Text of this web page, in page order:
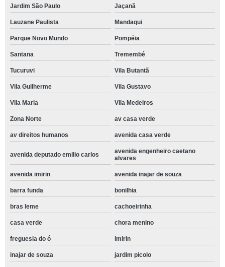
Jardim São Paulo Jaçanã
Lauzane Paulista Mandaqui
Parque Novo Mundo Pompéia
Santana Tremembé
Tucuruvi Vila Butantã
Vila Guilherme Vila Gustavo
Vila Maria Vila Medeiros
Zona Norte av casa verde
av direitos humanos avenida casa verde
avenida deputado emilio carlos
avenida engenheiro caetano
alvares
avenida imirin avenida inajar de souza
barra funda bonilhia
bras leme cachoeirinha
casa verde chora menino
freguesia do ó imirin
inajar de souza jardim picolo